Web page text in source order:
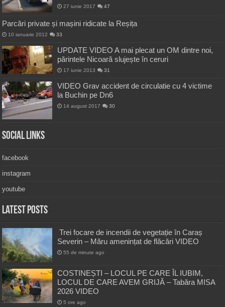
27 iunie 2017 47
Parcări private și mașini ridicate la Reșița
10 ianuarie 2012 33
UPDATE VIDEO A mai plecat un OM dintre noi,
părintele Nicoară slujește în ceruri
17 iunie 2013 31
VIDEO Grav accident de circulatie cu 4 victime
la Buchin pe Dn6
14 august 2017 30
Social Links
facebook
instagram
youtube
Latest Posts
Trei focare de incendii de vegetație în Caraș
Severin – Măru amenințat de flăcări VIDEO
55 de minute ago
COSTINEȘTI – LOCUL PE CARE ÎL IUBIM,
LOCUL DE CARE AVEM GRIJĂ – Tabăra MISA
2026 VIDEO
5 ore ago